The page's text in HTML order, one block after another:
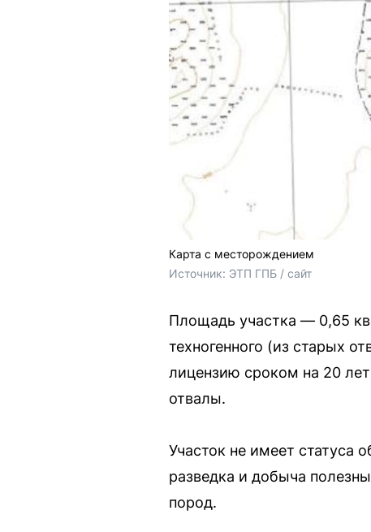
Карта с месторождением
Источник: ЭТП ГПБ / сайт
Площадь участка — 0,65
техногенного (из старых
лицензию сроком на 20
отвалы.
Участок не имеет статуса
разведка и добыча
пород.